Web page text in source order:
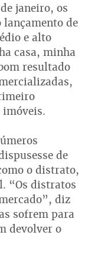
janeiro, os
de
e alto
casa, minha
resultado
imóveis.
de
o distrato,
“Os distratos
diz
sofrem para
devolver o